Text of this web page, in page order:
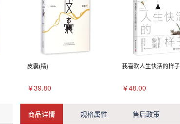
皮囊(精)
￥39.80
我喜欢人生快活的样子
￥48.00
商品详情 规格属性 售后政策